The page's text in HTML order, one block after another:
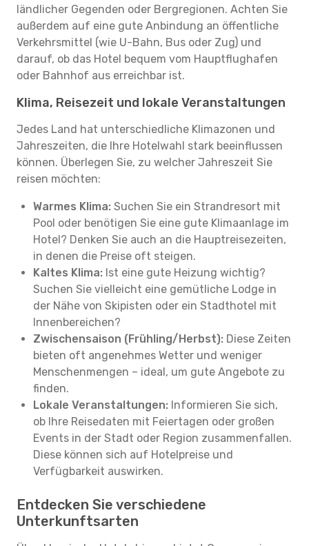
ländlicher Gegenden oder Bergregionen. Achten Sie
außerdem auf eine gute Anbindung an öffentliche
Verkehrsmittel (wie U-Bahn, Bus oder Zug) und
darauf, ob das Hotel bequem vom Hauptflughafen
oder Bahnhof aus erreichbar ist.
Klima, Reisezeit und lokale Veranstaltungen
Jedes Land hat unterschiedliche Klimazonen und
Jahreszeiten, die Ihre Hotelwahl stark beeinflussen
können. Überlegen Sie, zu welcher Jahreszeit Sie
reisen möchten:
Warmes Klima: Suchen Sie ein Strandresort mit
Pool oder benötigen Sie eine gute Klimaanlage im
Hotel? Denken Sie auch an die Hauptreisezeiten,
in denen die Preise oft steigen.
Kaltes Klima: Ist eine gute Heizung wichtig?
Suchen Sie vielleicht eine gemütliche Lodge in
der Nähe von Skipisten oder ein Stadthotel mit
Innenbereichen?
Zwischensaison (Frühling/Herbst): Diese Zeiten
bieten oft angenehmes Wetter und weniger
Menschenmengen – ideal, um gute Angebote zu
finden.
Lokale Veranstaltungen: Informieren Sie sich,
ob Ihre Reisedaten mit Feiertagen oder großen
Events in der Stadt oder Region zusammenfallen.
Diese können sich auf Hotelpreise und
Verfügbarkeit auswirken.
Entdecken Sie verschiedene
Unterkunftsarten